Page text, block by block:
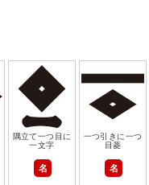
隅立て一つ目に
一文字
名
一つ引きに一つ
目菱
名